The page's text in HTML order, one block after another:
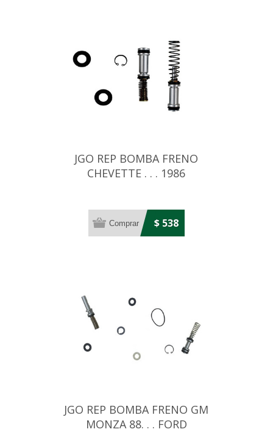
JGO REP BOMBA FRENO
CHEVETTE . . . 1986
$ 538
JGO REP BOMBA FRENO GM
MONZA 88. . . FORD